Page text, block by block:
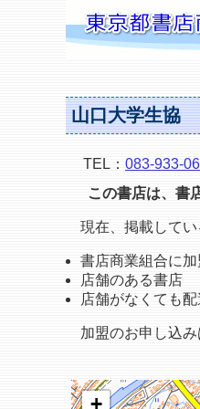
山口大学生協
TEL： 083-933-
この書店は、書
現在、掲載して
書店商業組合に
店舗のある書店
店舗がなくても
加盟のお申し込
+